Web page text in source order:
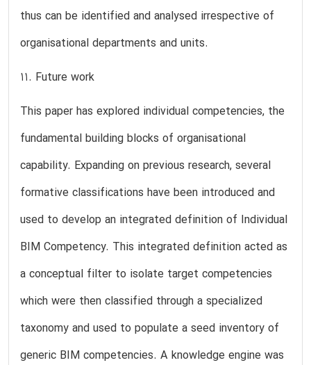
thus can be identified and analysed irrespective of
organisational departments and units.
11. Future work
This paper has explored individual competencies, the
fundamental building blocks of organisational
capability. Expanding on previous research, several
formative classifications have been introduced and
used to develop an integrated definition of Individual
BIM Competency. This integrated definition acted as
a conceptual filter to isolate target competencies
which were then classified through a specialized
taxonomy and used to populate a seed inventory of
generic BIM competencies. A knowledge engine was